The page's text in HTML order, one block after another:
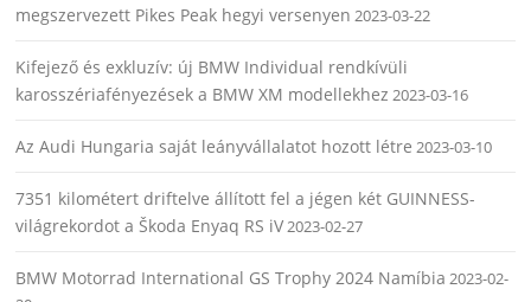
megszervezett Pikes Peak hegyi versenyen 2023-03-22
Kifejező és exkluzív: új BMW Individual rendkívüli
karosszériafényezések a BMW XM modellekhez 2023-03-16
Az Audi Hungaria saját leányvállalatot hozott létre 2023-03-10
7351 kilométert driftelve állított fel a jégen két GUINNESS-
világrekordot a Škoda Enyaq RS iV2023-02-27
BMW Motorrad International GS Trophy 2024 Namíbia 2023-02-